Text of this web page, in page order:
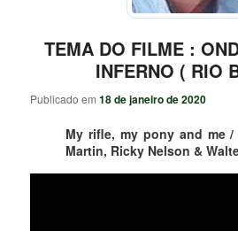
TEMA DO FILME :
INFERNO ( RIO
Publicado em18 de janeiro de 2020
My rifle, my pony and me /
Martin, Ricky Nelson &